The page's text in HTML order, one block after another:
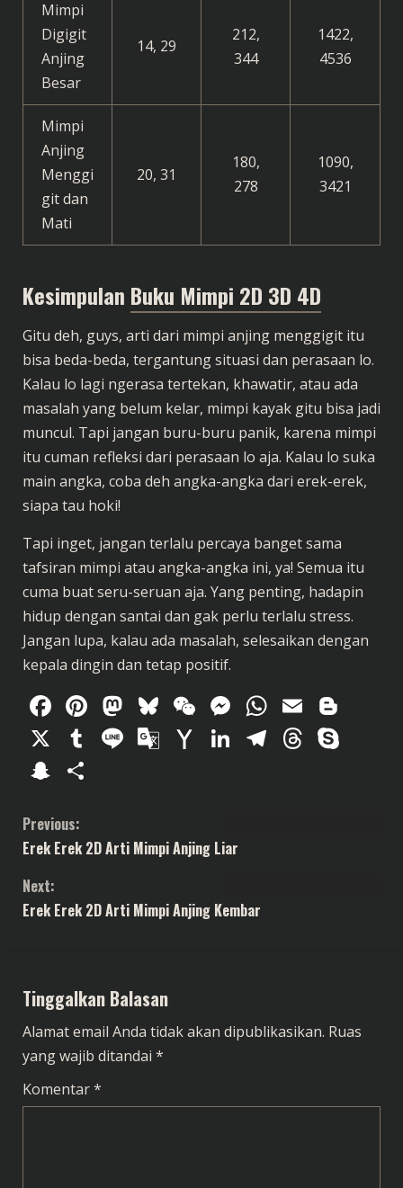
Mimpi
Digigit
Anjing
Besar
14, 29
212,
344
1422,
4536
Mimpi
Anjing
Menggi
git dan
Mati
20, 31
180,
278
1090,
3421
Kesimpulan Buku Mimpi 2D 3D 4D
Gitu deh, guys, arti dari mimpi anjing menggigit itu
bisa beda-beda, tergantung situasi dan perasaan lo.
Kalau lo lagi ngerasa tertekan, khawatir, atau ada
masalah yang belum kelar, mimpi kayak gitu bisa jadi
muncul. Tapi jangan buru-buru panik, karena mimpi
itu cuman refleksi dari perasaan lo aja. Kalau lo suka
main angka, coba deh angka-angka dari erek-erek,
siapa tau hoki!
Tapi inget, jangan terlalu percaya banget sama
tafsiran mimpi atau angka-angka ini, ya! Semua itu
cuma buat seru-seruan aja. Yang penting, hadapin
hidup dengan santai dan gak perlu terlalu stress.
Jangan lupa, kalau ada masalah, selesaikan dengan
kepala dingin dan tetap positif.
Facebook
Pinterest
Mastodon
Bluesky
WeChat
Messenger
Email
X
Tumblr
LineGoogle
YahooLinkedIn
Telegram
Snapchat
C
o
n
i
n
u
e
Previous:
Erek Erek 2D Arti Mimpi Anjing Liar
Next:
Erek Erek 2D Arti Mimpi Anjing Kembar
Tinggalkan Balasan
Alamat email Anda tidak akan dipublikasikan. Ruas
yang wajib ditandai *
Komentar*